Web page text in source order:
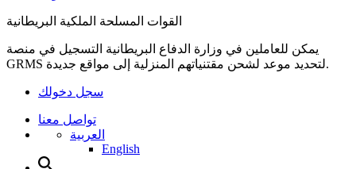
القوات المسلحة الملكية البريطانية
يمكن للعاملين في وزارة الدفاع البريطانية التسجيل في منصة
GRMS لتحديد موعد لشحن مقتنياتهم المنزلية إلى مواقع جديدة.
سجل دخولك
تواصل معنا
العربية
English